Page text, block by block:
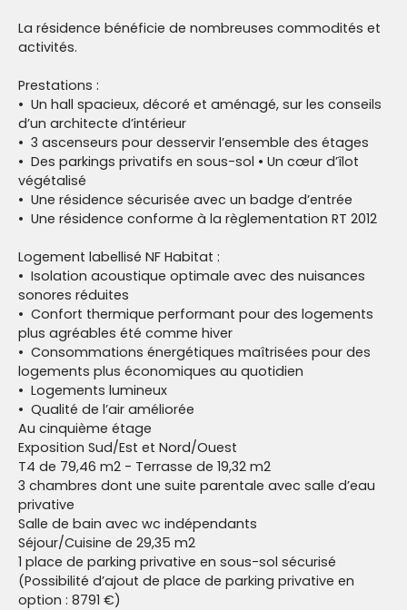
La résidence bénéficie de nombreuses commodités et
activités.
Prestations :
Un hall spacieux, décoré et aménagé, sur les conseils
d’un architecte d’intérieur
3 ascenseurs pour desservir l’ensemble des étages
Des parkings privatifs en sous-sol • Un cœur d’îlot
végétalisé
Une résidence sécurisée avec un badge d’entrée
Une résidence conforme à la règlementation RT 2012
Logement labellisé NF Habitat :
Isolation acoustique optimale avec des nuisances
sonores réduites
Confort thermique performant pour des logements
plus agréables été comme hiver
Consommations énergétiques maîtrisées pour des
logements plus économiques au quotidien
Logements lumineux
Qualité de l’air améliorée
Au cinquième étage
Exposition Sud/Est et Nord/Ouest
T4 de 79,46 m2 - Terrasse de 19,32 m2
3 chambres dont une suite parentale avec salle d’eau
privative
Salle de bain avec wc indépendants
Séjour/Cuisine de 29,35 m2
1 place de parking privative en sous-sol sécurisé
(Possibilité d’ajout de place de parking privative en
option : 8791 €)